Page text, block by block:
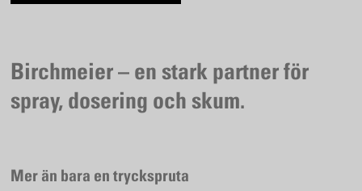
Birchmeier – en stark partner för
spray, dosering och skum.
Mer än bara en tryckspruta